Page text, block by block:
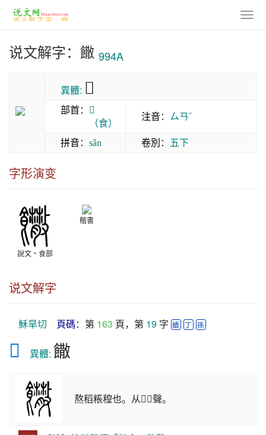
说文解字：饊 994A
異體: 𩟴
部首： 𠊊
（食）
注音： ㄙㄢˇ
拼音： sǎn 卷別： 五下
字形演变
說文‧食部
楷書
说文解字
穌旱切 頁碼：第 163 頁，第 19 字 續 丁 孫
𩟴 異體: 饊
熬稻粻䅣也。从𠊊𢿨聲。